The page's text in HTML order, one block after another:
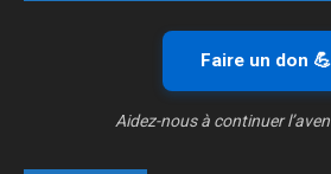
Faire un don 💪
Aidez-nous à continuer